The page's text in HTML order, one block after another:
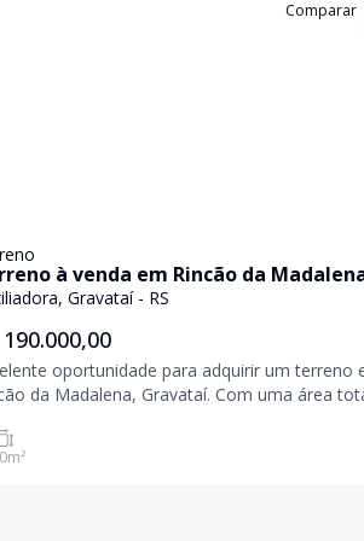
Comparar
à venda em Rincão da
Gravataí - RS
190.000,00
oportunidade para adquirir um terreno
da Madalena, Gravataí. Com uma área
construção e desenvolvimento. Localizado
região tranquila, perto de serviços e
m²